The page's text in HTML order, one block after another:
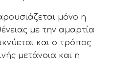
μόνο η
με την αμαρτία
και ο τρόπος
μετάνοια και η